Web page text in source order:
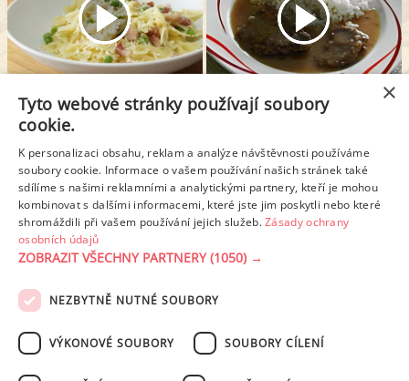
ROŠTĚNÁ S RÝŽÍ
< Předchozí stránka 1 2 3
Další stránka >
PODMÍNKY UŽITÍ ZÁSADY OCHRANY OSOBNÍCH ÚDAJŮ
NASTAVENÍ COOKIES
×
Tyto webové stránky používají soubory
cookie.
K personalizaci obsahu, reklam a analýze návštěvnosti používáme
soubory cookie. Informace o vašem používání našich stránek také
sdílíme s našimi reklamními a analytickými partnery, kteří je mohou
kombinovat s dalšími informacemi, které jste jim poskytli nebo které
shromáždili při vašem používání jejich služeb.Zásady ochrany
osobních údajů
ZOBRAZIT VŠECHNY PARTNERY(1050) →
NEZBYTNĚ NUTNÉ SOUBORY
VÝKONOVÉ SOUBORY SOUBORY CÍLENÍ